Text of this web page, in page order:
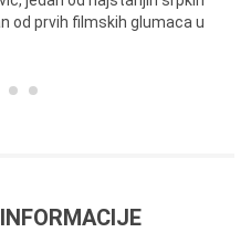
od prvih filmskih glumaca u